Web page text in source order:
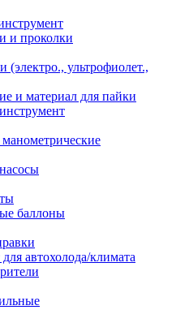
и проколки
(электро., ультрофиолет.,
и материал для пайки
баллоны
автохолода/климата